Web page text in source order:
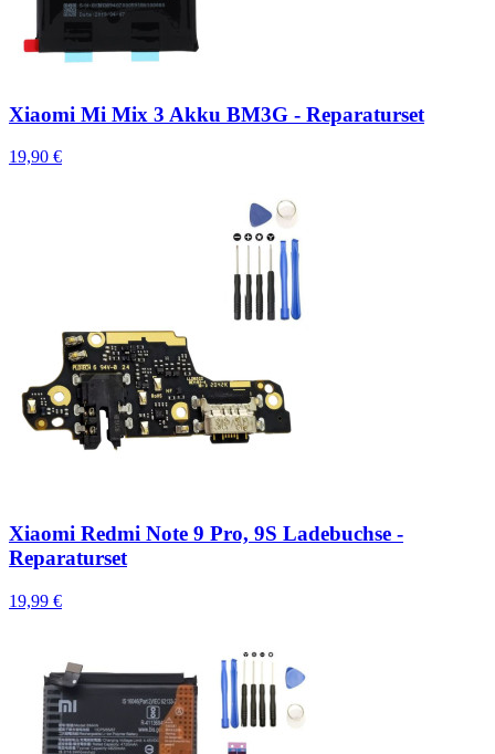
Xiaomi Mi Mix 3 Akku BM3G - Reparaturset
19,90 €
Xiaomi Redmi Note 9 Pro, 9S Ladebuchse -
Reparaturset
19,99 €